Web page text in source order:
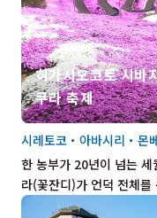
히가시모코토 시바
쿠라 축제
한 농부가 20년이 넘는
라(꽃잔디)가 언덕 전체
시레토코・아바시리・몬